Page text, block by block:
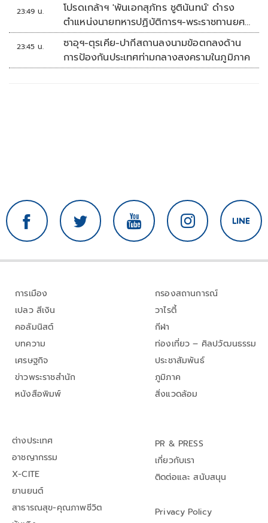
23:49 น.
โปรดเกล้าฯ 'พันเอกสุภัทร ชูตินันทน์' ดำรง
ตำแหน่งนายทหารปฏิบัติการฯ-พระราชทานยศ
'พลตรี'
23:45 น.
ซาอุฯ-ตุรเคีย-ปากีสถานลงนามข้อตกลงด้าน
การป้องกันประเทศท่ามกลางสงครามในภูมิภาค
การเมือง
เปลว สีเงิน
คอลัมนิสต์
บทความ
เศรษฐกิจ
ข่าวพระราชสำนัก
หนังสือพิมพ์
กรองสถานการณ์
วาไรตี้
กีฬา
ท่องเที่ยว – ศิลปวัฒนธรรม
ประชาสัมพันธ์
ภูมิภาค
สิ่งแวดล้อม
ต่างประเทศ
อาชญากรรม
X-CITE
ยานยนต์
สาธารณสุข-คุณภาพชีวิต
PR & PRESS
เกี่ยวกับเรา
ติดต่อและ สนับสนุน
Privacy Policy